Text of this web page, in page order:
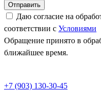
Отправить
Даю согласие на
соответствии с Условиями
Обращение принято в
ближайшее время.
+7 (903) 130-30-45